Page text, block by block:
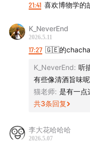
微博：@杯弓舌瘾
微信公众号：杯弓舌瘾
21:41 喜欢博物学的
K_NeverEnd
2026.5.11
17:27 🇬🇪的chacha
K_NeverEnd: 听
有些像清酒旨味
猫老师: 是有一点
共3条回复
李大花哈哈哈
2026.5.07